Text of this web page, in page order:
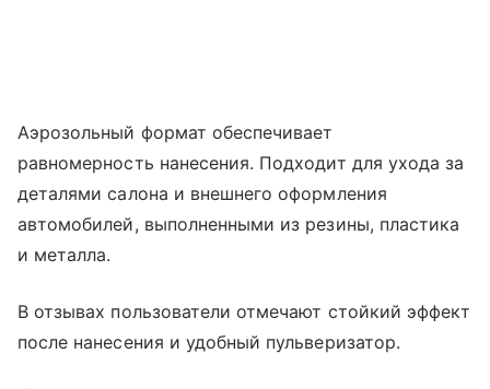
Аэрозольный формат обеспечивает
равномерность нанесения. Подходит для ухода за
деталями салона и внешнего оформления
автомобилей, выполненными из резины, пластика
и металла.
В отзывах пользователи отмечают стойкий эффект
после нанесения и удобный пульверизатор.